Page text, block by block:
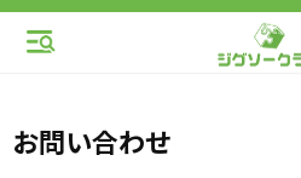
お問い合わせ